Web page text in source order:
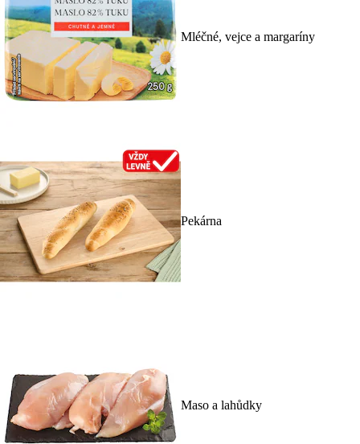
Mléčné, vejce a margaríny
Pekárna
Maso a lahůdky